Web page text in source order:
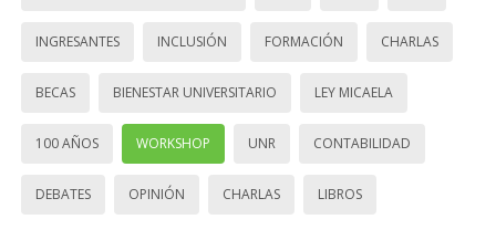
INGRESANTES INCLUSIÓN FORMACIÓN CHARLAS
BECAS BIENESTAR UNIVERSITARIO LEY MICAELA
100 AÑOS WORKSHOP UNR CONTABILIDAD
DEBATES OPINIÓN CHARLAS LIBROS